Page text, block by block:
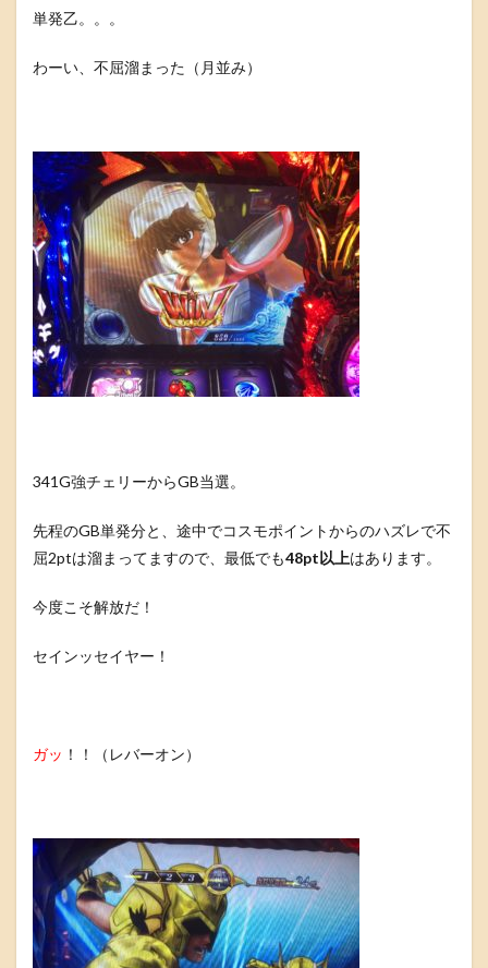
単発乙。。。
わーい、不屈溜まった（月並み）
341G強チェリーからGB当選。
先程のGB単発分と、途中でコスモポイントからのハズレで不
屈2ptは溜まってますので、最低でも48pt以上はあります。
今度こそ解放だ！
セインッセイヤー！
ガッ ！！（レバーオン）